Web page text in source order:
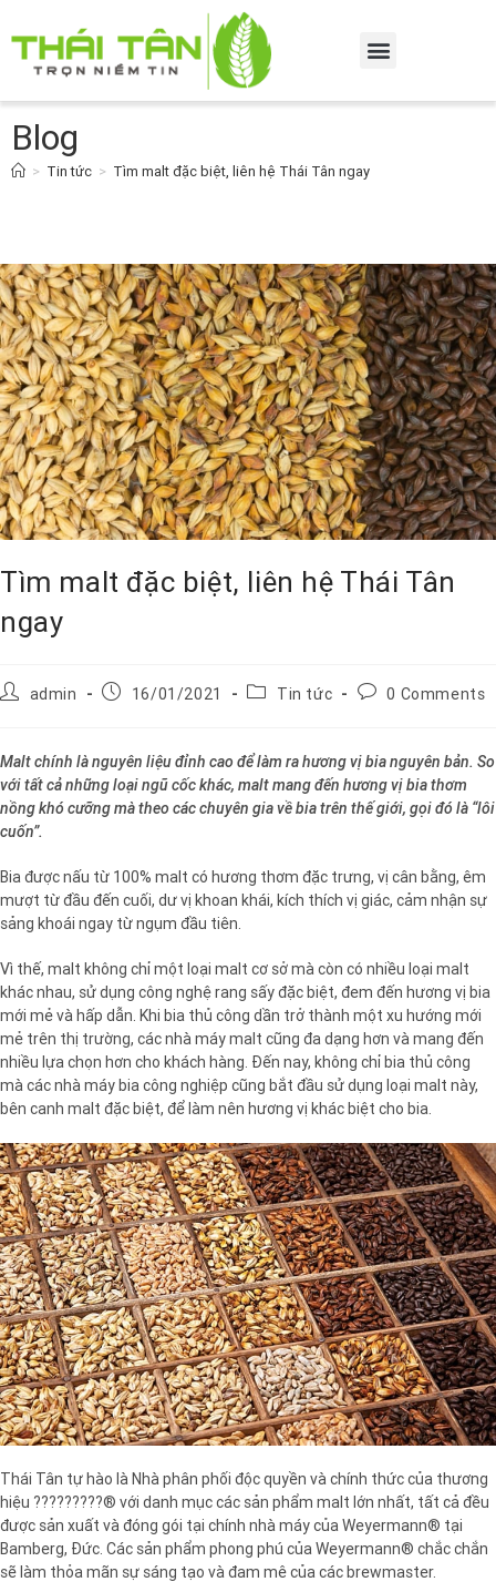
Blog
> Tin tức > Tìm malt đặc biệt, liên hệ Thái Tân ngay
Tìm malt đặc biệt, liên hệ Thái Tân
ngay
admin 16/01/2021 Tin tức 0 Comments
Malt chính là nguyên liệu đỉnh cao để làm ra hương vị bia nguyên bản. So
với tất cả những loại ngũ cốc khác, malt mang đến hương vị bia thơm
nồng khó cưỡng mà theo các chuyên gia về bia trên thế giới, gọi đó là “lôi
cuốn”.
Bia được nấu từ 100% malt có hương thơm đặc trưng, vị cân bằng, êm
mượt từ đầu đến cuối, dư vị khoan khái, kích thích vị giác, cảm nhận sự
sảng khoái ngay từ ngụm đầu tiên.
Vì thế, malt không chỉ một loại malt cơ sở mà còn có nhiều loại malt
khác nhau, sử dụng công nghệ rang sấy đặc biệt, đem đến hương vị bia
mới mẻ và hấp dẫn. Khi bia thủ công dần trở thành một xu hướng mới
mẻ trên thị trường, các nhà máy malt cũng đa dạng hơn và mang đến
nhiều lựa chọn hơn cho khách hàng. Đến nay, không chỉ bia thủ công
mà các nhà máy bia công nghiệp cũng bắt đầu sử dụng loại malt này,
bên canh malt đặc biệt, để làm nên hương vị khác biệt cho bia.
Thái Tân tự hào là Nhà phân phối độc quyền và chính thức của thương
hiệu ?????????® với danh mục các sản phẩm malt lớn nhất, tất cả đều
được sản xuất và đóng gói tại chính nhà máy của Weyermann® tại
Bamberg, Đức. Các sản phẩm phong phú của Weyermann® chắc chắn
sẽ làm thỏa mãn sự sáng tạo và đam mê của các brewmaster.